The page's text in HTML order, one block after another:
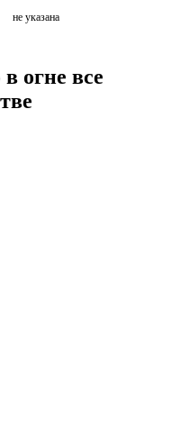
не указана
огне все